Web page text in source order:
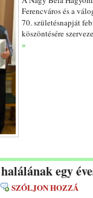
Ferencváros és a
70. születésnapját
köszöntésére
»
egy
SZÓLJON HOZZÁ